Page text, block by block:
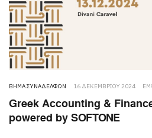
ΒΉΜΑ ΣΥΝΑΔΈΛΦΩΝ 16 ΔΕΚΕΜΒΡΊΟΥ 2024
Greek Accounting &
powered by SOFTONE